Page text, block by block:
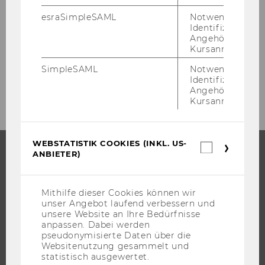
Oskar Grün Career Center Stiftung
WARUM WU?
BACHELOR
DOKTORAT / PHD
EXECUTIVE EDUCATION
esraSimpleSAML
Notwendig zur
Identifizierung
Angehörige/r für
Kursanmeldung.
SimpleSAML
Notwendig zur
Identifizierung
Angehörige/r für
Kursanmeldung.
WEBSTATISTIK COOKIES (INKL. US-
ANBIETER)
Mithilfe dieser Cookies können wir
unser Angebot laufend verbessern und
unsere Website an Ihre Bedürfnisse
anpassen. Dabei werden
pseudonymisierte Daten über die
Websitenutzung gesammelt und
statistisch ausgewertet.